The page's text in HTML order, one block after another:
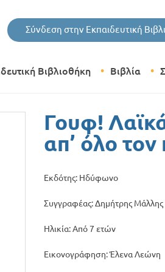
Σύνδεση στην Εκπαιδευτική
Βιβλιοθήκη Βιβλία
Εκδόσεις
Γουφ!
απ’ όλο
Εκδότης: Ηδύφωνο
Συγγραφέας: Δημήτρης Μάλλης
Ηλικία: Από 7 ετών
Εικονογράφηση: Έλενα Λεώνη